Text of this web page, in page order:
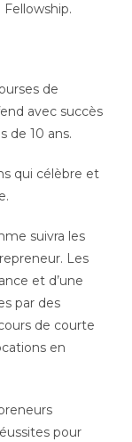
de
avec succès
de 10 ans.
qui célèbre et
suivra les
Les
et d’une
par des
de courte
en
pour